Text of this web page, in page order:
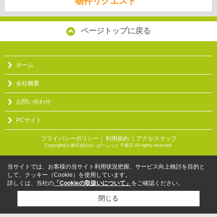
ページトップに戻る
ホーム
会社概要
お問い合わせ
PCサイト
プライバシーポリシー ｜ 利用規約 ｜アクセスマップ
Copyright(c) 株式会社ねいばーふっど 千葉店 All rights reserved.
当サイトでは、お客様の当サイト利用状況把握、サービス向上検討を目的と
して、クッキー（Cookie）を使用しています。
詳しくは、当社の 「Cookieの取扱いについて」 をご確認ください。
閉じる